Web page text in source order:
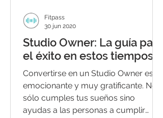
Studio Owner: La guía para
el éxito en estos tiempos
Convertirse en un Studio Owner es
emocionante y muy gratificante. No
sólo cumples tus sueños sino
ayudas a las personas a cumplir
Fitpass
30 jun 2020